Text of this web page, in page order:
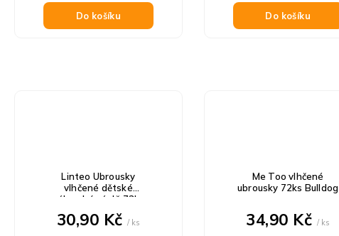
Do košíku Do košíku
Linteo Ubrousky
vlhčené dětské
náhradní náplň 72ks
30,90 Kč/ ks
Me Too vlhčené
ubrousky 72ks Bulldog
34,90 Kč / ks